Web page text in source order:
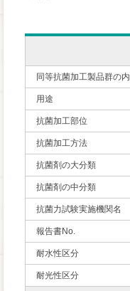
同等抗菌加工製品群の
用途
抗菌加工部位
抗菌加工方法
抗菌剤の大分類
抗菌剤の中分類
抗菌力試験実施機関名
報告書No.
耐水性区分
耐光性区分